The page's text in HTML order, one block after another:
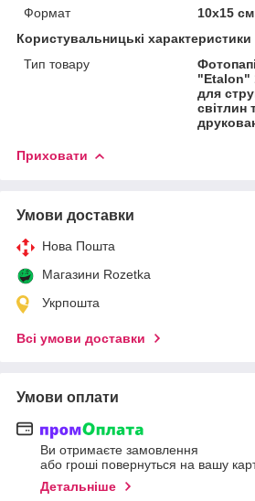
Формат
10x15 см
Користувальницькі характеристики
Тип товару
"Etalon"
для
світлин
Приховати
Умови доставки
Нова Пошта
Магазини Rozetka
Укрпошта
Всі умови доставки
Умови оплати
Ви отримаєте замовлення
або гроші повернуться на вашу
Детальніше